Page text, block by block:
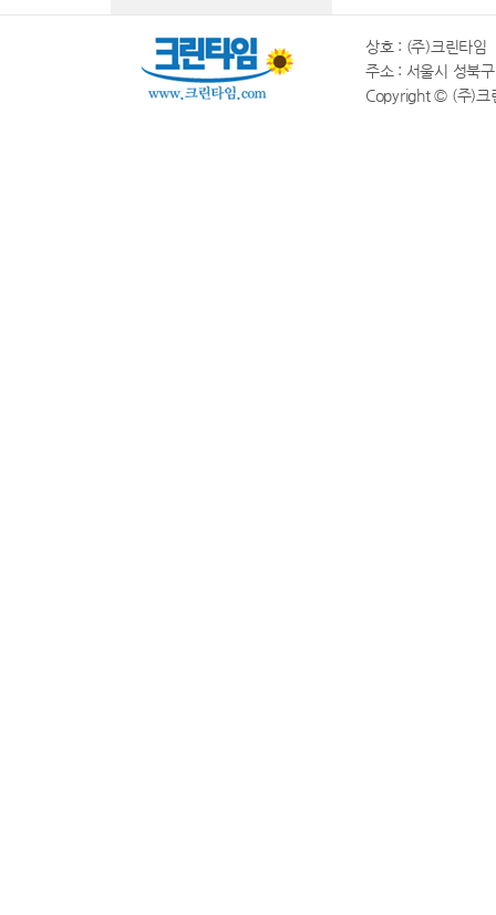
상호 : (주)크린타
주소 : 서울시 성북
Copyright © (주)크